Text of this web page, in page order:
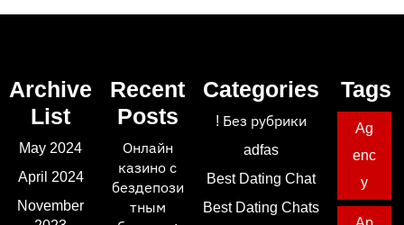
Archive
List
May 2024
April 2024
November
Recent
Posts
Онлайн
казино с
бездепози
тным
Categories
! Без рубрики
adfas
Best Dating Chat
Best Dating Chats
Tags
Ag
enc
y